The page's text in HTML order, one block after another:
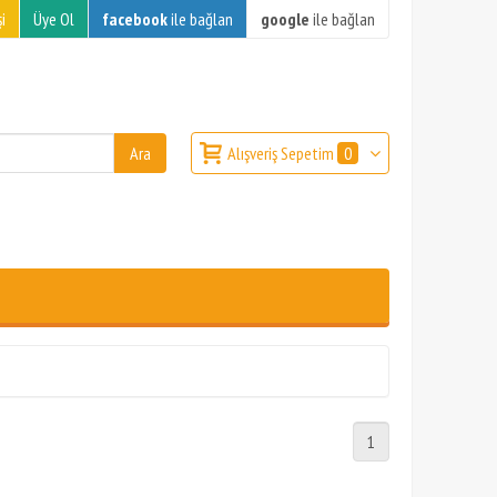
Üye Ol facebookile bağlan google ile bağlan
Alışveriş Sepetim 0
1